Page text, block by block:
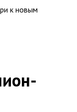
к новым